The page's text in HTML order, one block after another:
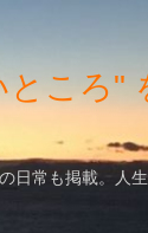
ころ"
常も掲載。人